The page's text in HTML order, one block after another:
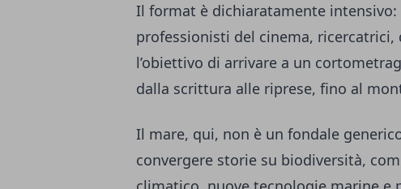
Il format è dichiaratamente
professionisti del cinema,
l’obiettivo di arrivare a un
dalla scrittura alle riprese, fino al
Il mare, qui, non è un fondale
convergere storie su biodiversità,